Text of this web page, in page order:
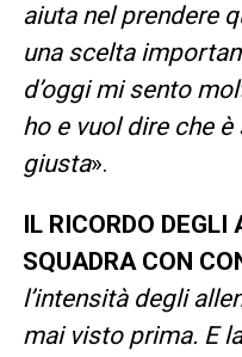
aiuta nel prendere
una scelta
d’oggi mi sento
ho e vuol dire che
giusta».
IL RICORDO
SQUADRA CON
l’intensità degli
mai visto prima. E